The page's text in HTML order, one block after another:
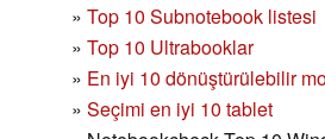
» Top 10 Subnotebook listesi
» Top 10 Ultrabooklar
» En iyi 10 dönüştürülebilir
» Seçimi en iyi 10 tablet